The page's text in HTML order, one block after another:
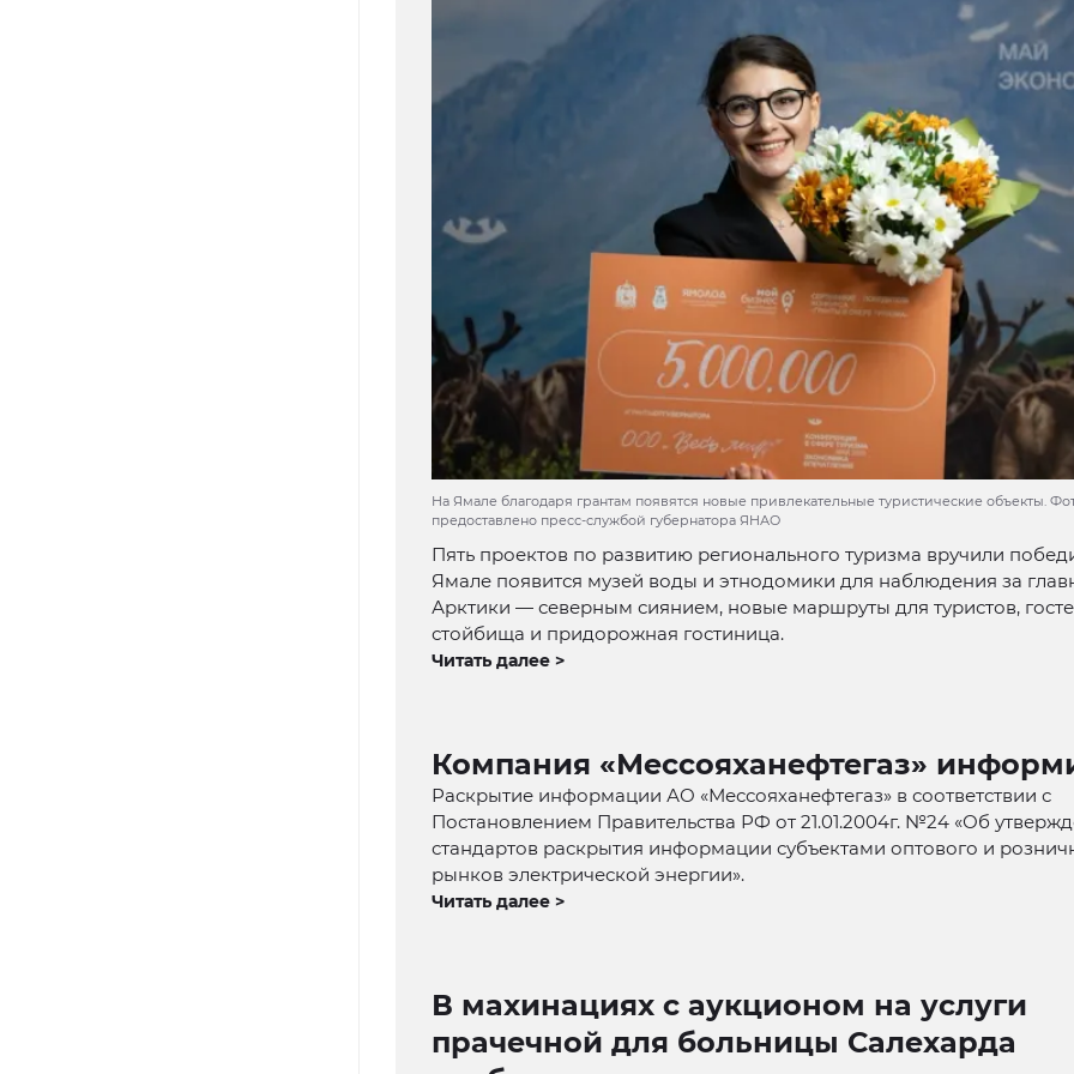
На Ямале благодаря грантам появятся новые привлекательные туристические объекты.
предоставлено пресс-службой губернатора ЯНАО
Пять проектов по развитию регионального туризма вручили
Ямале появится музей воды и этнодомики для наблюдения за
Арктики — северным сиянием, новые маршруты для туристов,
стойбища и придорожная гостиница.
Читать далее >
Компания «Мессояханефтегаз»
Раскрытие информации АО «Мессояханефтегаз» в соответствии с
Постановлением Правительства РФ от 21.01.2004г. №24 «Об
стандартов раскрытия информации субъектами оптового и
рынков электрической энергии».
Читать далее >
В махинациях с аукционом на услуги
прачечной для больницы Салехарда